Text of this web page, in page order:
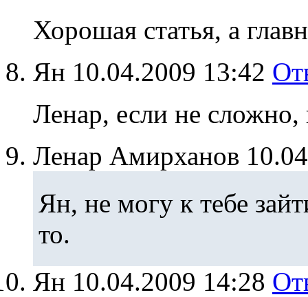
Хорошая статья, а
Ян 10.04.2009 13:42
Ленар, если не
Ленар Амирханов
Ян, не могу к тебе
то.
Ян 10.04.2009 14:28